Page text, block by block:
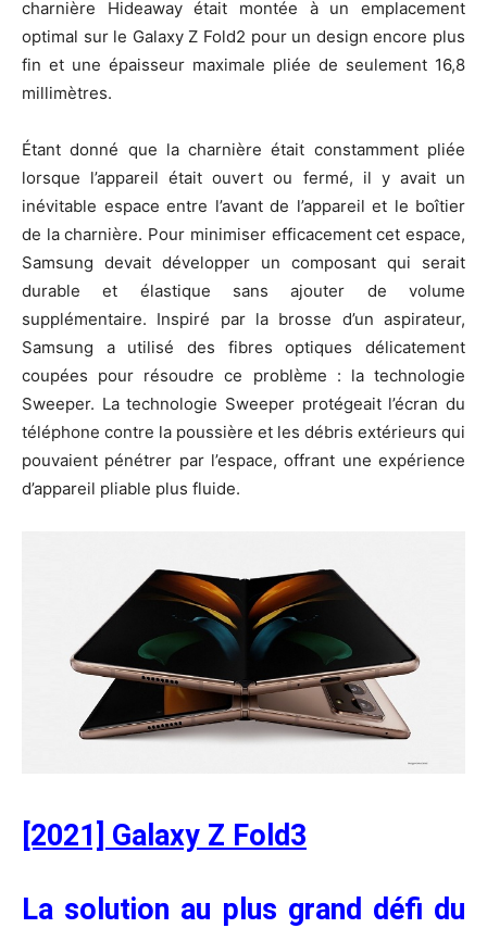
charnière Hideaway était montée à un emplacement
optimal sur le Galaxy Z Fold2 pour un design encore plus
fin et une épaisseur maximale pliée de seulement 16,8
millimètres.
Étant donné que la charnière était constamment pliée
lorsque l’appareil était ouvert ou fermé, il y avait un
inévitable espace entre l’avant de l’appareil et le boîtier
de la charnière. Pour minimiser efficacement cet espace,
Samsung devait développer un composant qui serait
durable et élastique sans ajouter de volume
supplémentaire. Inspiré par la brosse d’un aspirateur,
Samsung a utilisé des fibres optiques délicatement
coupées pour résoudre ce problème : la technologie
Sweeper. La technologie Sweeper protégeait l’écran du
téléphone contre la poussière et les débris extérieurs qui
pouvaient pénétrer par l’espace, offrant une expérience
d’appareil pliable plus fluide.
[2021] Galaxy Z Fold3
La solution au plus grand défi du